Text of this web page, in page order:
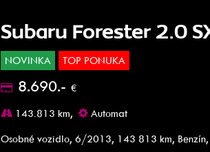
Subaru Forester 2.0
NOVINKA TOP PONUKA
8.690.- €
143.813 km,
Automat
Osobné vozidlo, 6/2013, 143 813 km,